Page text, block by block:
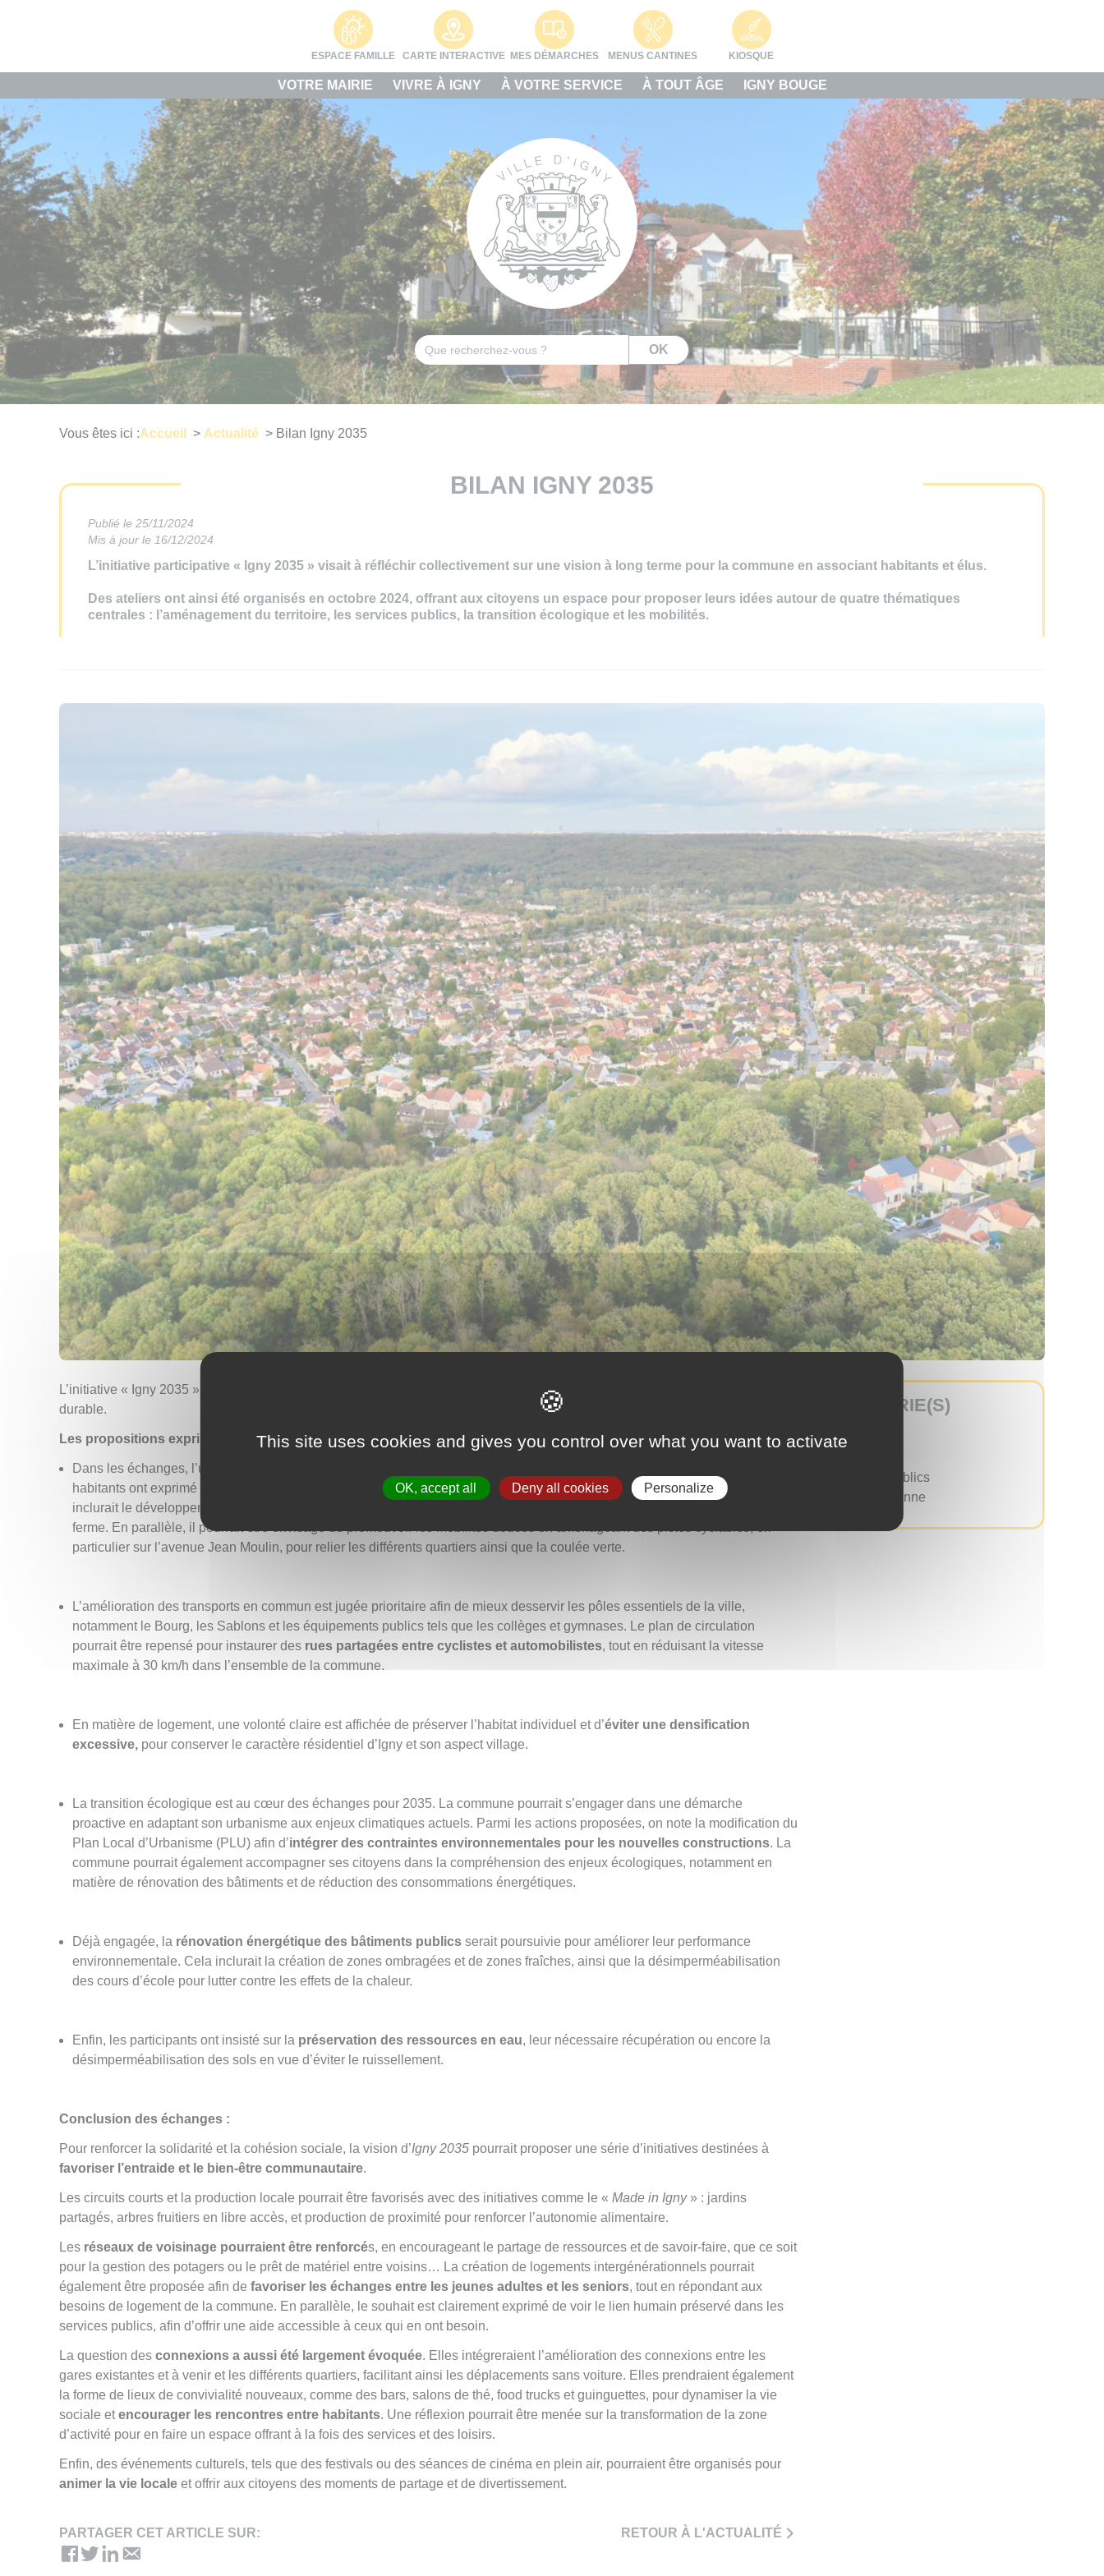
ESPACE FAMILLE CARTE INTERACTIVE MES DÉMARCHES MENUS CANTINES KIOSQUE
VOTRE MAIRIE VIVRE À IGNY À VOTRE SERVICE À TOUT ÂGE IGNY BOUGE
Rechercher OK
Vous êtes ici :Accueil > Actualité > Bilan Igny 2035
BILAN IGNY 2035
Publié le 25/11/2024
Mis à jour le 16/12/2024
L’initiative participative « Igny 2035 » visait à réfléchir collectivement sur une vision à long terme pour la commune en associant habitants et élus.
Des ateliers ont ainsi été organisés en octobre 2024, offrant aux citoyens un espace pour proposer leurs idées autour de quatre thématiques
centrales : l’aménagement du territoire, les services publics, la transition écologique et les mobilités.
L’initiative « Igny 2035 » contribue à imaginer le
et se projeter dans une ville plus résiliente, conviviale et
durable.
Les propositions exprimées :
Dans les échanges, l’une des propositions était de renforcer la dimension Igny, ville apaisée et accessible à tous. Les
habitants ont exprimé un besoin de réaménagement des espaces publics, en privilégiant les circulations douces
inclurait le développement de parcours piétons pour relier le centre du bourg, le secteur des Ruchères, et la place de la
ferme. En parallèle, il pourrait être envisagé de promouvoir les mobilités douces en aménageant des pistes cyclables, en
particulier sur l’avenue Jean Moulin, pour relier les différents quartiers ainsi que la coulée verte.
L’amélioration des transports en commun est jugée prioritaire afin de mieux desservir les pôles essentiels de la ville,
notamment le Bourg, les Sablons et les équipements publics tels que les collèges et gymnases. Le plan de circulation
pourrait être repensé pour instaurer des rues partagées entre cyclistes et automobilistes, tout en réduisant la vitesse
maximale à 30 km/h dans l’ensemble de la commune.
En matière de logement, une volonté claire est affichée de préserver l’habitat individuel et d’éviter une densification
excessive, pour conserver le caractère résidentiel d’Igny et son aspect village.
La transition écologique est au cœur des échanges pour 2035. La commune pourrait s’engager dans une démarche
proactive en adaptant son urbanisme aux enjeux climatiques actuels. Parmi les actions proposées, on note la modification du
Plan Local d’Urbanisme (PLU) afin d’intégrer des contraintes environnementales pour les nouvelles constructions. La
commune pourrait également accompagner ses citoyens dans la compréhension des enjeux écologiques, notamment en
matière de rénovation des bâtiments et de réduction des consommations énergétiques.
Déjà engagée, la rénovation énergétique des bâtiments publics serait poursuivie pour améliorer leur performance
environnementale. Cela inclurait la création de zones ombragées et de zones fraîches, ainsi que la désimperméabilisation
des cours d’école pour lutter contre les effets de la chaleur.
Enfin, les participants ont insisté sur la préservation des ressources en eau, leur nécessaire récupération ou encore la
désimperméabilisation des sols en vue d’éviter le ruissellement.
Conclusion des échanges :
Pour renforcer la solidarité et la cohésion sociale, la vision d’Igny 2035 pourrait proposer une série d’initiatives destinées à
favoriser l’entraide et le bien-être communautaire.
Les circuits courts et la production locale pourrait être favorisés avec des initiatives comme le « Made in Igny» : jardins
partagés, arbres fruitiers en libre accès, et production de proximité pour renforcer l’autonomie alimentaire.
Les réseaux de voisinage pourraient être renforcés, en encourageant le partage de ressources et de savoir-faire, que ce soit
pour la gestion des potagers ou le prêt de matériel entre voisins… La création de logements intergénérationnels pourrait
également être proposée afin de favoriser les échanges entre les jeunes adultes et les seniors, tout en répondant aux
besoins de logement de la commune. En parallèle, le souhait est clairement exprimé de voir le lien humain préservé dans les
services publics, afin d’offrir une aide accessible à ceux qui en ont besoin.
La question des connexions a aussi été largement évoquée. Elles intégreraient l’amélioration des connexions entre les
gares existantes et à venir et les différents quartiers, facilitant ainsi les déplacements sans voiture. Elles prendraient également
la forme de lieux de convivialité nouveaux, comme des bars, salons de thé, food trucks et guinguettes, pour dynamiser la vie
sociale etencourager les rencontres entre habitants. Une réflexion pourrait être menée sur la transformation de la zone
d’activité pour en faire un espace offrant à la fois des services et des loisirs.
Enfin, des événements culturels, tels que des festivals ou des séances de cinéma en plein air, pourraient être organisés pour
animer la vie locale et offrir aux citoyens des moments de partage et de divertissement.
PARTAGER CET ARTICLE SUR: RETOUR À L'ACTUALITÉ
CATÉGORIE(S)
Démocratie
Services publics
Vie quotidienne
This site uses cookies and gives you control over what you want to activate
OK, accept all Deny all cookies Personalize